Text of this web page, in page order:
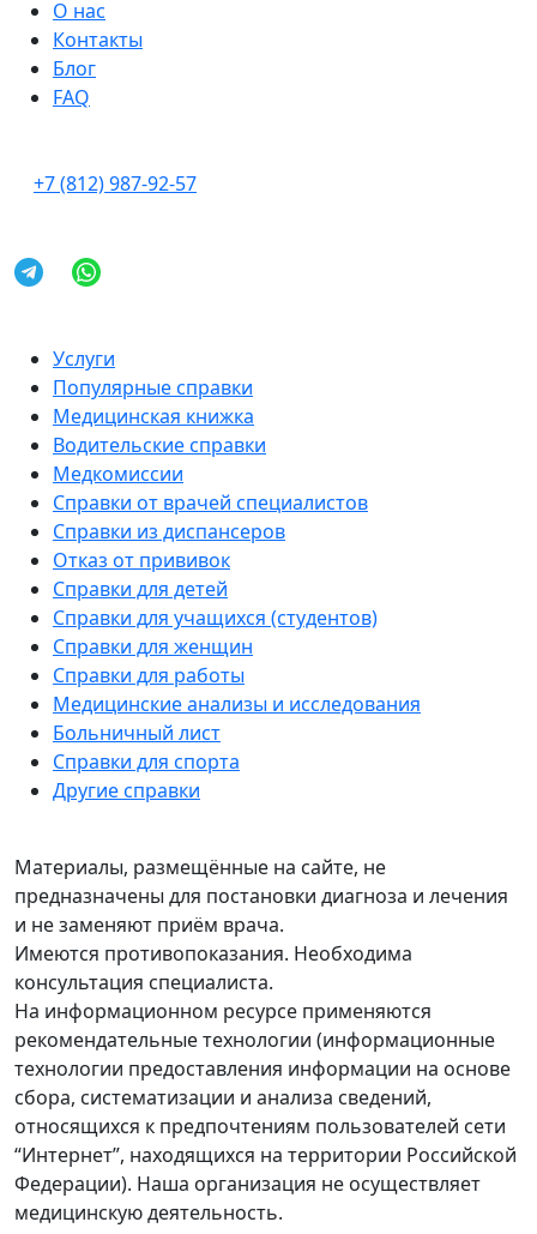
Услуги
Популярные справки
Медицинская книжка
Водительские справки
Медкомиссии
Справки от врачей специалистов
Справки из диспансеров
Отказ от прививок
Справки для детей
Справки для учащихся (студентов)
Справки для женщин
Справки для работы
Медицинские анализы и исследования
Больничный лист
Справки для спорта
Другие справки
О нас
Контакты
Блог
FAQ
+7 (812) 987-92-57
Материалы, размещённые на сайте, не
предназначены для постановки диагноза и лечения
и не заменяют приём врача.
Имеются противопоказания. Необходима
консультация специалиста.
На информационном ресурсе применяются
рекомендательные технологии (информационные
технологии предоставления информации на основе
сбора, систематизации и анализа сведений,
относящихся к предпочтениям пользователей сети
“Интернет”, находящихся на территории Российской
Федерации). Наша организация не осуществляет
медицинскую деятельность.